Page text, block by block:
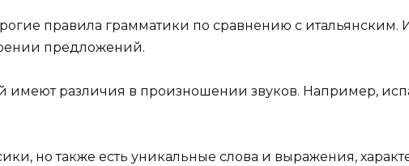
правила грамматики по сравнению с итальянским.
предложений.
имеют различия в произношении звуков. Например,
но также есть уникальные слова и выражения,